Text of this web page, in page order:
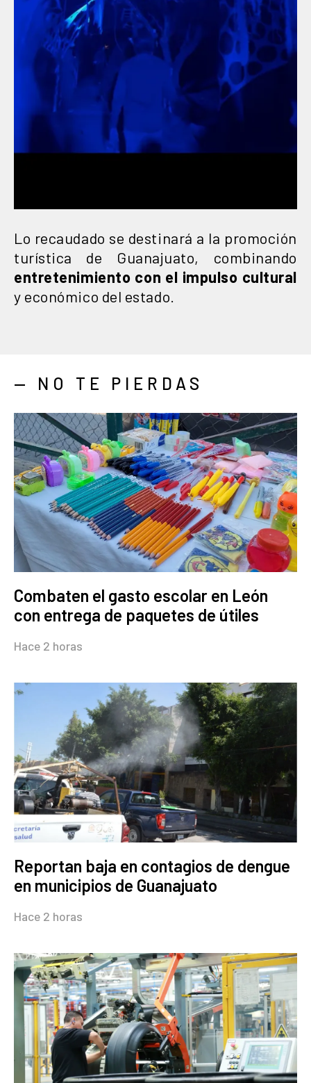
Lo recaudado se destinará a la promoción
turística de Guanajuato, combinando
entretenimiento con el impulso cultural
y económico del estado.
— NO TE PIERDAS
Combaten el gasto escolar en León
con entrega de paquetes de útiles
Hace 2 horas
Reportan baja en contagios de dengue
en municipios de Guanajuato
Hace 2 horas